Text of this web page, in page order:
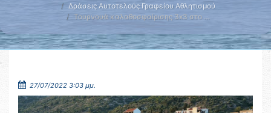
Δράσεις Αυτοτελούς Γραφείου Αθλητισμού
Τουρνουά καλαθοσφαίρισης 3x3 στο …
27/07/2022 3:03 μμ.